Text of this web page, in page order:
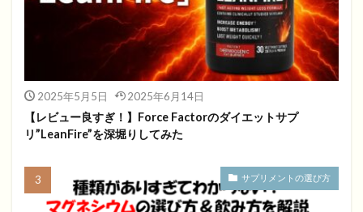
2025年5月5日 2025年6月14日
【レビュー良すぎ！】Force Factorのダイエットサプ
リ”LeanFire”を深堀りしてみた
サプリメントの選び方